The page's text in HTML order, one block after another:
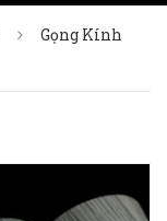
Gọng Kính